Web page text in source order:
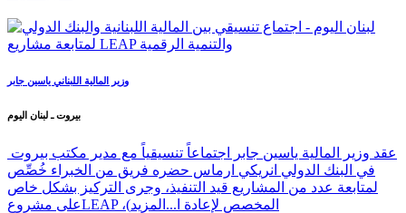
وزير المالية اللبناني ياسين جابر
بيروت ـ لبنان اليوم
في البنك الدولي انريكي ارماس حضره فريق من الخبراء خُصِّص
لمتابعة عدد من المشاريع قيد التنفيذ، وجرى التركيز بشكل خاص
على مشروعLEAP ،(المخصص لإعادة ا... المزيد